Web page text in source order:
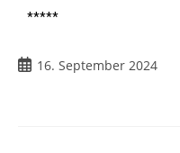
*****
16. September 2024